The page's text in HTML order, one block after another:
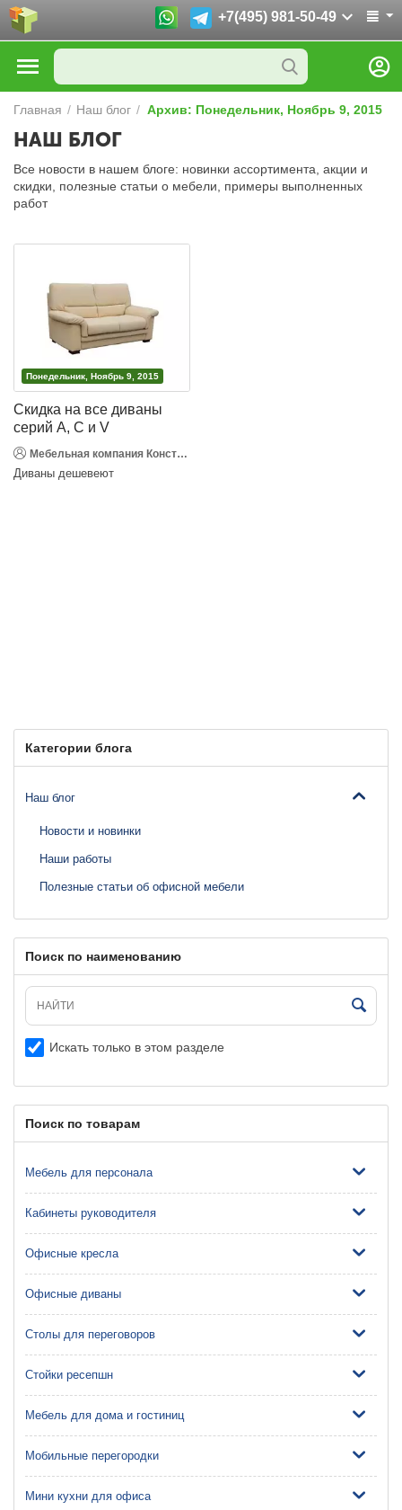
+7(495) 981-50-49
Главная / Наш блог / Архив: Понедельник, Ноябрь 9, 2015
НАШ БЛОГ
Все новости в нашем блоге: новинки ассортимента, акции и
скидки, полезные статьи о мебели, примеры выполненных
работ
Понедельник, Ноябрь 9, 2015
Скидка на все диваны
серий A, С и V
Мебельная компания Конструкт Дизайн
Диваны дешевеют
Категории блога
Наш блог
Новости и новинки
Наши работы
Полезные статьи об офисной мебели
Поиск по наименованию
Искать только в этом разделе
Поиск по товарам
Мебель для персонала
Кабинеты руководителя
Офисные кресла
Офисные диваны
Столы для переговоров
Стойки ресепшн
Мебель для дома и гостиниц
Мобильные перегородки
Мини кухни для офиса